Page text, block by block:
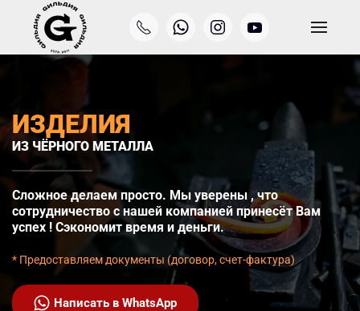
Перейти к содержимому
ИЗДЕЛИЯ
ИЗ ЧЁРНОГО МЕТАЛЛА
Сложное делаем просто. Мы уверены , что
сотрудничество с нашей компанией принесёт Вам
успех ! Сэкономит время и деньги.
* Предоставляем документы (договор, счет-фактура)
Написать в WhatsApp